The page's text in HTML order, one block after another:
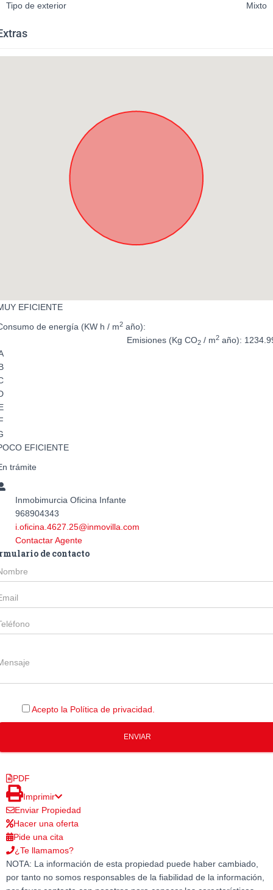
Tipo de exterior
Mixto
EFICIENTE
de energía (KW h / m2 año):
Emisiones (Kg CO2 / m2 año):
EFICIENTE
trámite
Inmobimurcia Oficina Infante
968904343
i.oficina.4627.25@inmovilla.com
Contactar Agente
de contacto
Acepto la Política de privacidad.
PDF
Imprimir
Enviar Propiedad
Hacer una oferta
Pide una cita
¿Te llamamos?
NOTA: La información de esta propiedad puede haber cambiado,
por tanto no somos responsables de la fiabilidad de la información,